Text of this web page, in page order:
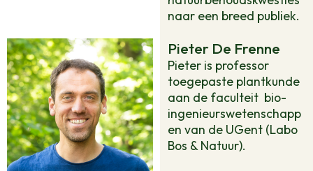
naar een breed publiek.
Pieter De Frenne
Pieter is professor
toegepaste plantkunde
aan de faculteit bio-
ingenieurswetenschapp
en van de UGent (Labo
Bos & Natuur).